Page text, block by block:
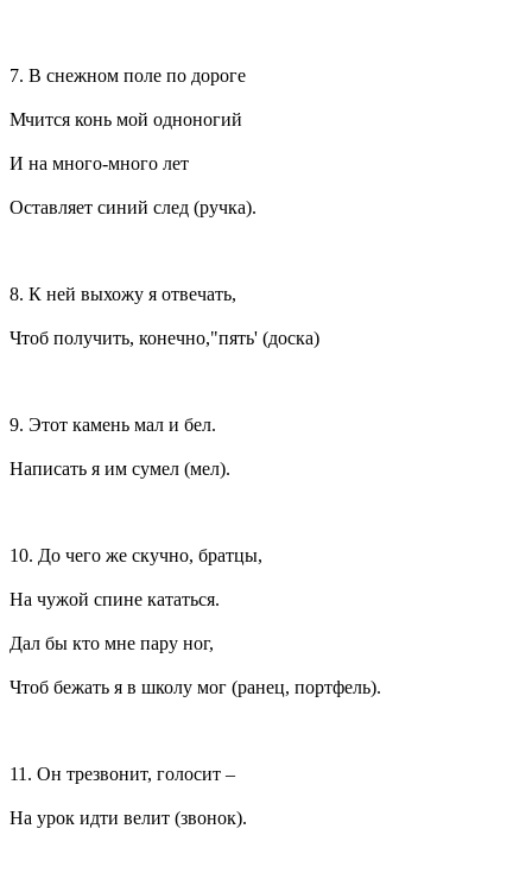
7. В снежном поле по дороге
Мчится конь мой одноногий
И на много-много лет
Оставляет синий след (ручка).
8. К ней выхожу я отвечать,
Чтоб получить, конечно,"пять' (доска)
9. Этот камень мал и бел.
Написать я им сумел (мел).
10. До чего же скучно, братцы,
На чужой спине кататься.
Дал бы кто мне пару ног,
Чтоб бежать я в школу мог (ранец, портфель).
11. Он трезвонит, голосит –
На урок идти велит (звонок).